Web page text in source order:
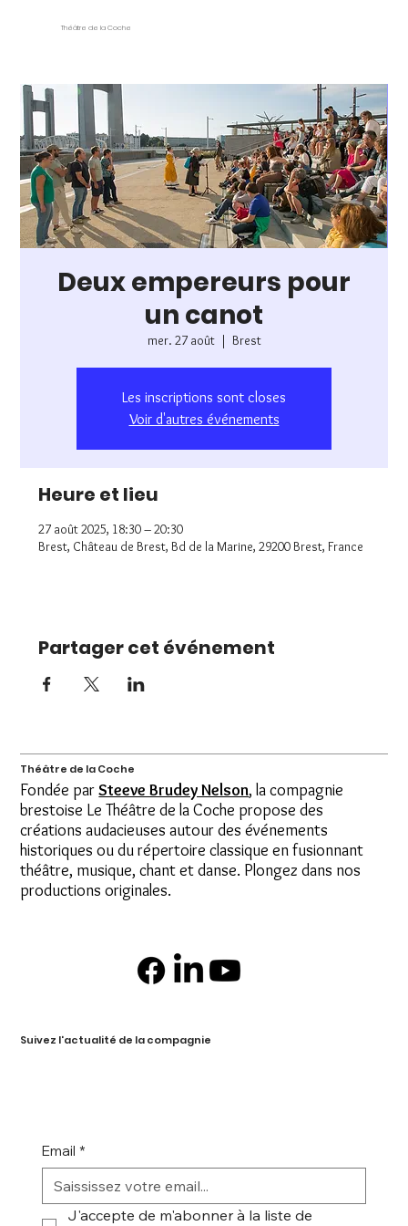
Théâtre de la Coche
Deux empereurs pour
un canot
mer. 27 août
  |
Brest
Les inscriptions sont closes
Voir d'autres événements
Heure et lieu
27 août 2025, 18:30 – 20:30
Brest, Château de Brest, Bd de la Marine, 29200 Brest, France
Partager cet événement
Théâtre de la Coche
Fondée parSteeve Brudey Nelson, la compagnie
brestoise Le Théâtre de la Coche propose des
créations audacieuses autour des événements
historiques ou du répertoire classique en fusionnant
théâtre, musique, chant et danse. Plongez dans nos
productions originales.
Email *
J'accepte de m'abonner à la liste de
Suivez l'actualité de la compagnie